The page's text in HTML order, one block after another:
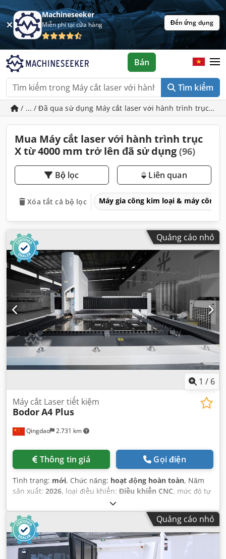
Machineseeker
Miễn phí tại cửa hàng Đến ứng dụng
Tìm kiếm
Bán
/ ... / Đã qua sử dụng Máy cắt laser với hành trình trục X
Mua Máy cắt laser với hành trình trục
X từ 4000 mm trở lên đã sử dụng (96)
Bộ lọc Liên quan
Xóa tất cả bộ lọc Máy gia công kim loại & máy công
Quảng cáo nhỏ
1 / 6
Qingdao 2.731 km
Máy cắt Laser tiết kiệm
BodorA4 Plus
Thông tin giá Gọi điện
Tình trạng: mới, Chức năng: hoạt động hoàn toàn, Năm
sản xuất: 2026, loại điều khiển: Điều khiển CNC, mức độ tự
, loại kích hoạt:
bộ điều khiển:Bodor, loại laser:laser sợi quang,
Quảng cáo nhỏ